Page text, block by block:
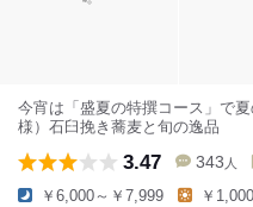
今宵は「盛夏の特撰コース」で
様）石臼挽き蕎麦と旬の逸品
3.47 343 人
￥6,000～￥7,999 ￥